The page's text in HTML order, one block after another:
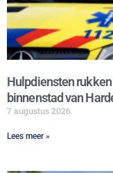
Hulpdiensten
binnenstad van
7 augustus 2026
Lees meer »